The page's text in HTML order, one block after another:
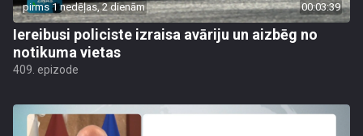
pirms 1 nedēļas, 2 dienām 00:03:39
Iereibusi policiste izraisa avāriju un aizbēg no
notikuma vietas
409. epizode